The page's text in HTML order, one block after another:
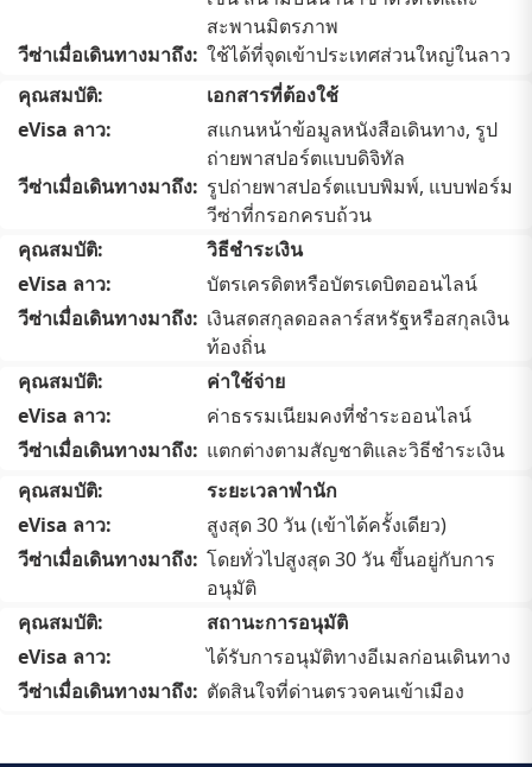
สะพานมิตรภาพ
ใช้ได้ที่จุดเข้าประเทศส่วนใหญ่ในลาว
เอกสารที่ต้องใช้
สแกนหน้าข้อมูลหนังสือเดินทาง, รูป
ถ่ายพาสปอร์ตแบบดิจิทัล
รูปถ่ายพาสปอร์ตแบบพิมพ์, แบบฟอร์ม
วีซ่าที่กรอกครบถ้วน
วิธีชำระเงิน
บัตรเครดิตหรือบัตรเดบิตออนไลน์
เงินสดสกุลดอลลาร์สหรัฐหรือสกุลเงิน
ท้องถิ่น
ค่าใช้จ่าย
ค่าธรรมเนียมคงที่ชำระออนไลน์
แตกต่างตามสัญชาติและวิธีชำระเงิน
ระยะเวลาพำนัก
สูงสุด 30 วัน (เข้าได้ครั้งเดียว)
โดยทั่วไปสูงสุด 30 วัน ขึ้นอยู่กับการ
อนุมัติ
สถานะการอนุมัติ
ได้รับการอนุมัติทางอีเมลก่อนเดินทาง
ตัดสินใจที่ด่านตรวจคนเข้าเมือง